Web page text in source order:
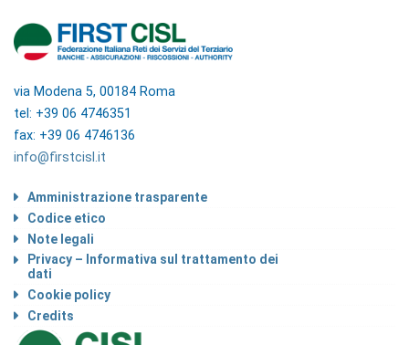
via Modena 5, 00184 Roma
tel: +39 06 4746351
fax: +39 06 4746136
info@firstcisl.it
Amministrazione trasparente
Codice etico
Note legali
Privacy – Informativa sul trattamento dei
dati
Cookie policy
Credits